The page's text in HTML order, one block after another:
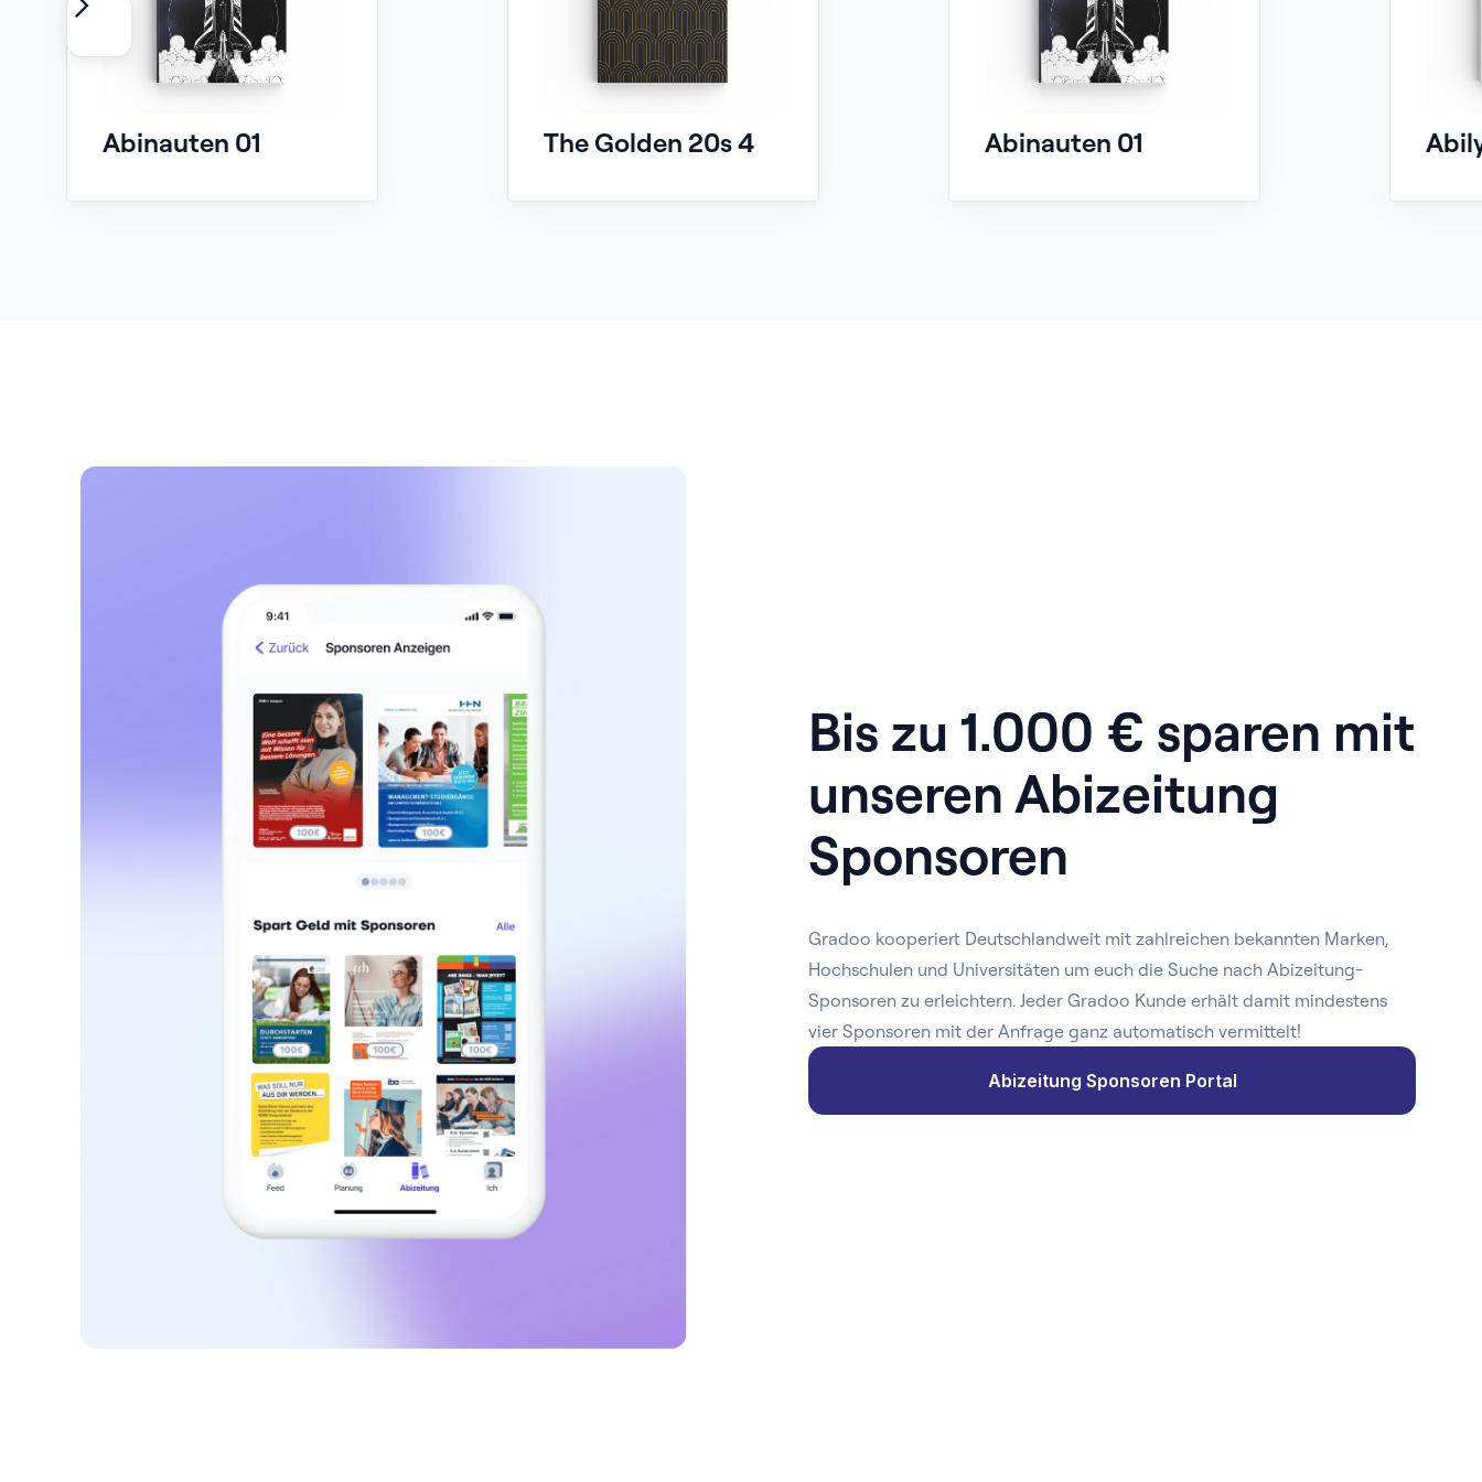
Abinauten 01 The Golden 20s 4 Abinauten 01
Bis zu 1.000 € sparen mit
unseren Abizeitung
Sponsoren
Gradoo kooperiert Deutschlandweit mit zahlreichen bekannten Marken,
Hochschulen und Universitäten um euch die Suche nach Abizeitung-
Sponsoren zu erleichtern. Jeder Gradoo Kunde erhält damit mindestens
vier Sponsoren mit der Anfrage ganz automatisch vermittelt!
Abizeitung Sponsoren Portal